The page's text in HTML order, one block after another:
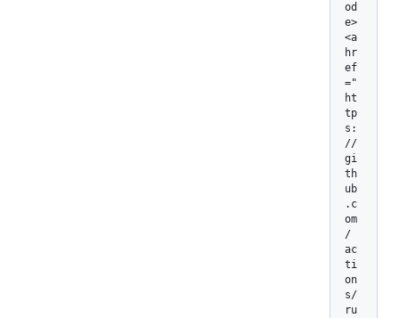
od
e>
<a
hr
ef
="
ht
tp
s:
//
gi
th
ub
.c
om
/
ac
ti
on
s/
ru